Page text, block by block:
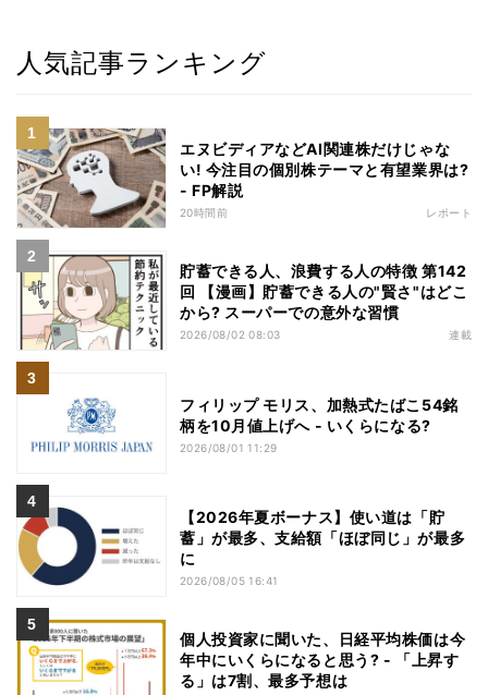
人気記事ランキング
エヌビディアなどAI関連株だけじゃな
い! 今注目の個別株テーマと有望業界は?
- FP解説
20時間前 レポート
貯蓄できる人、浪費する人の特徴 第142
回 【漫画】貯蓄できる人の"賢さ"はどこ
から? スーパーでの意外な習慣
2026/08/02 08:03 連載
フィリップ モリス、加熱式たばこ54銘
柄を10月値上げへ - いくらになる?
2026/08/01 11:29
【2026年夏ボーナス】使い道は「貯
蓄」が最多、支給額「ほぼ同じ」が最多
に
2026/08/05 16:41
個人投資家に聞いた、日経平均株価は今
年中にいくらになると思う? - 「上昇す
る」は7割、最多予想は